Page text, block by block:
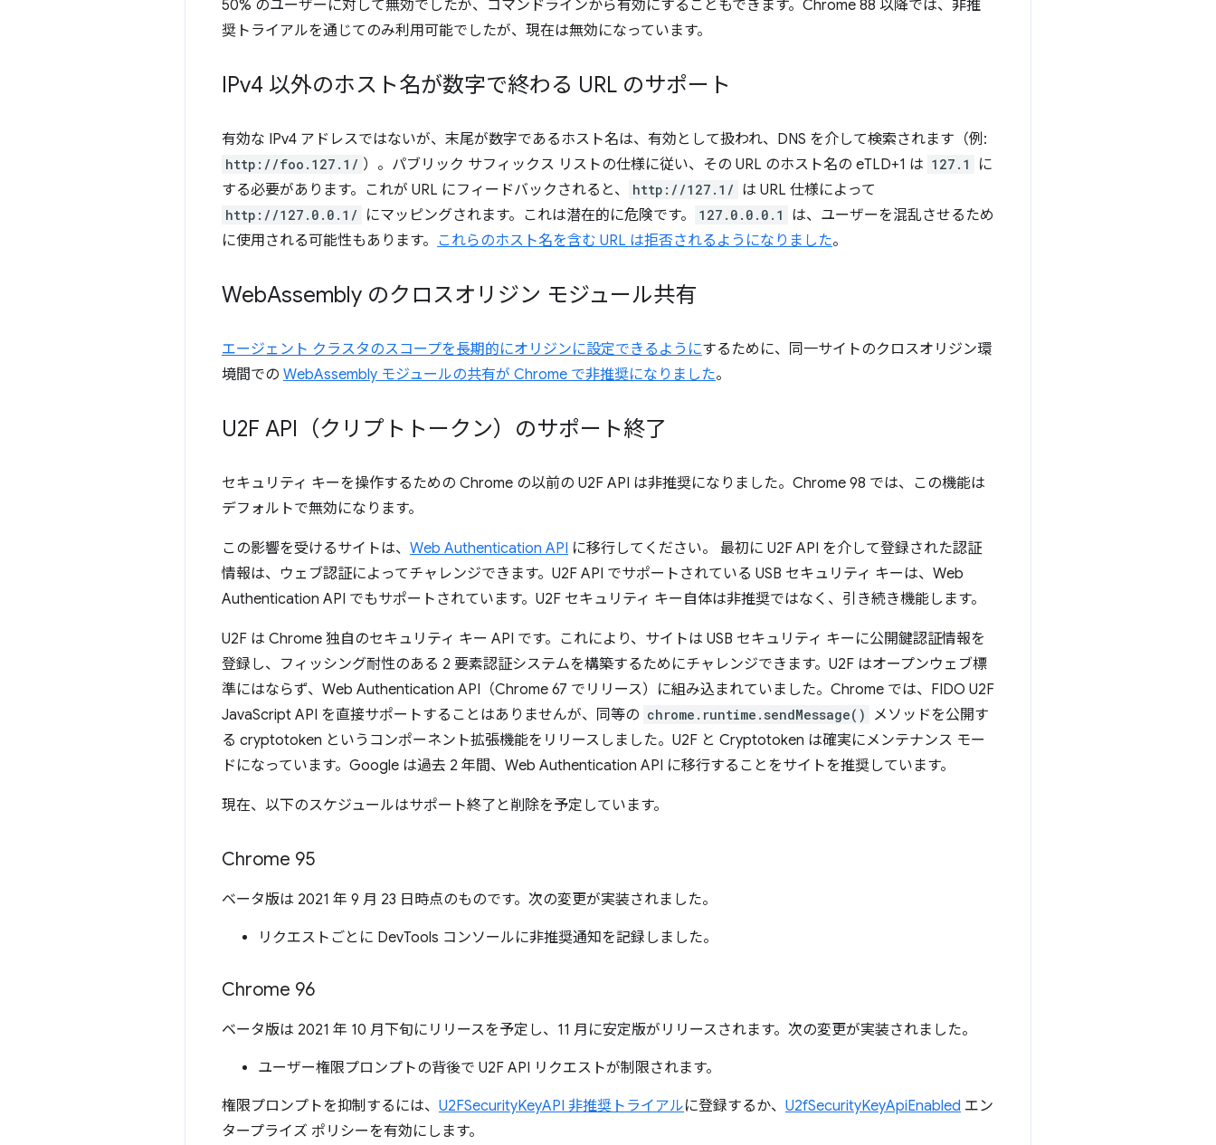
50% のユーザーに対して無効でしたが、コマンドラインから有効にすることもできます。Chrome 88 以降では、非推
奨トライアルを通じてのみ利用可能でしたが、現在は無効になっています。
IPv4 以外のホスト名が数字で終わる URL のサポート
有効な IPv4 アドレスではないが、末尾が数字であるホスト名は、有効として扱われ、DNS を介して検索されます（例:
http://foo.127.1/ ）。パブリック サフィックス リストの仕様に従い、その URL のホスト名の eTLD+1 は 127.1
に
する必要があります。これが URL にフィードバックされると、
http://127.1/ は URL 仕様によって
http://127.0.0.1/ にマッピングされます。これは潜在的に危険です。 127.0.0.0.1
は、ユーザーを混乱させるため
に使用される可能性もあります。 これらのホスト名を含む URL は拒否されるようになりました。
WebAssembly のクロスオリジン モジュール共有
エージェント クラスタのスコープを長期的にオリジンに設定できるようにするために、同一サイトのクロスオリジン環
境間での WebAssembly モジュールの共有が Chrome で非推奨になりました。
U2F API（クリプトトークン）のサポート終了
セキュリティ キーを操作するための Chrome の以前の U2F API は非推奨になりました。Chrome 98 では、この機能は
デフォルトで無効になります。
この影響を受けるサイトは、 Web Authentication API に移行してください。 最初に U2F API を介して登録された認証
情報は、ウェブ認証によってチャレンジできます。U2F API でサポートされている USB セキュリティ キーは、Web
Authentication API でもサポートされています。U2F セキュリティ キー自体は非推奨ではなく、引き続き機能します。
U2F は Chrome 独自のセキュリティ キー API です。これにより、サイトは USB セキュリティ キーに公開鍵認証情報を
登録し、フィッシング耐性のある 2 要素認証システムを構築するためにチャレンジできます。U2F はオープンウェブ標
準にはならず、Web Authentication API（Chrome 67 でリリース）に組み込まれていました。Chrome では、FIDO U2F
JavaScript API を直接サポートすることはありませんが、同等の chrome.runtime.sendMessage()
メソッドを公開す
る cryptotoken というコンポーネント拡張機能をリリースしました。U2F と Cryptotoken は確実にメンテナンス モー
ドになっています。Google は過去 2 年間、Web Authentication API に移行することをサイトを推奨しています。
現在、以下のスケジュールはサポート終了と削除を予定しています。
Chrome 95
ベータ版は 2021 年 9 月 23 日時点のものです。次の変更が実装されました。
リクエストごとに DevTools コンソールに非推奨通知を記録しました。
Chrome 96
ベータ版は 2021 年 10 月下旬にリリースを予定し、11 月に安定版がリリースされます。次の変更が実装されました。
ユーザー権限プロンプトの背後で U2F API リクエストが制限されます。
権限プロンプトを抑制するには、 U2FSecurityKeyAPI 非推奨トライアルに登録するか、 U2fSecurityKeyApiEnabled エン
タープライズ ポリシーを有効にします。